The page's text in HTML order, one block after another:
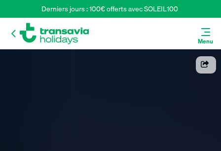
Derniers jours : 100€ offerts avec SOLEIL100
Menu